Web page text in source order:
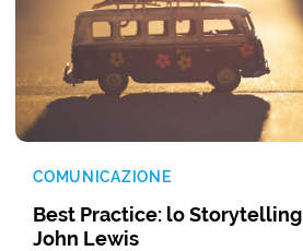
COMUNICAZIONE
Best Practice: lo
John Lewis